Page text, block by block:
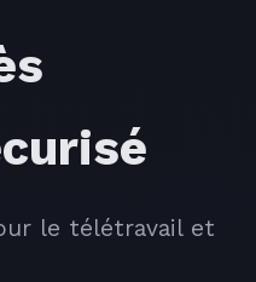
le télétravail et